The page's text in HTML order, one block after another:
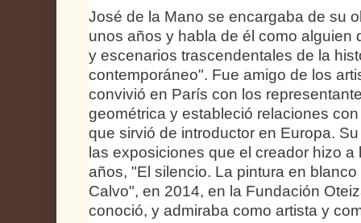
José de la Mano se encargaba de su
unos años y habla de él como alguien
y escenarios trascendentales de la
contemporáneo". Fue amigo de los
convivió en París con los
geométrica y estableció relaciones
que sirvió de introductor en Europa.
las exposiciones que el creador hizo
años, "El silencio. La pintura en
Calvo", en 2014, en la Fundación
conoció, y admiraba como artista y